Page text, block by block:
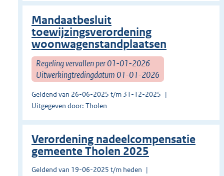
Mandaatbesluit
toewijzingsverordening
woonwagenstandplaatsen
Regeling vervallen per 01-01-2026
Uitwerkingtredingdatum 01-01-2026
Geldend van 26-06-2025 t/m 31-12-2025
Uitgegeven door: Tholen
Verordening nadeelcompensatie
gemeente Tholen 2025
Geldend van 19-06-2025 t/m heden